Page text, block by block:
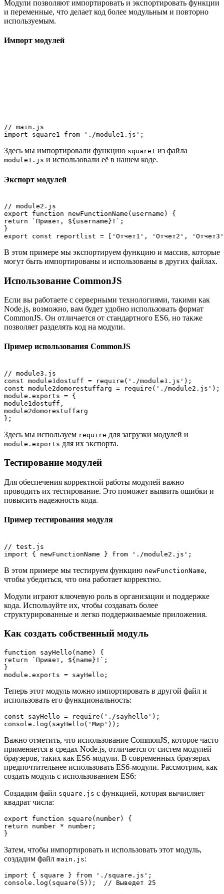
Модули позволяют импортировать и экспортировать функции
и переменные, что делает код более модульным и повторно
используемым.
Импорт модулей
// main.js
Здесь мы импортировали функцию square1 из файла
module1.js и использовали её в нашем коде.
Экспорт модулей
// module2.js
export function newFunctionName(username) {
return `Привет, ${username}!`;
}
В этом примере мы экспортируем функцию и массив, которые
могут быть импортированы и использованы в других файлах.
Использование CommonJS
Если вы работаете с серверными технологиями, такими как
Node.js, возможно, вам будет удобно использовать формат
CommonJS. Он отличается от стандартного ES6, но также
позволяет разделять код на модули.
Пример использования CommonJS
// module3.js
const module1dostuff = require('./module1.js');
const module2domorestuffarg = require('./module2.js');
module.exports = {
module1dostuff,
module2domorestuffarg
Здесь мы используем require для загрузки модулей и
module.exports для их экспорта.
Тестирование модулей
Для обеспечения корректной работы модулей важно
проводить их тестирование. Это поможет выявить ошибки и
повысить надежность кода.
Пример тестирования модуля
// test.js
В этом примере мы тестируем функцию newFunctionName,
чтобы убедиться, что она работает корректно.
Модули играют ключевую роль в организации и поддержке
кода. Используйте их, чтобы создавать более
структурированные и легко поддерживаемые приложения.
Как создать собственный модуль
function sayHello(name) {
return `Привет, ${name}!`;
}
Теперь этот модуль можно импортировать в другой файл и
использовать его функциональность:
const sayHello = require('./sayhello');
Важно отметить, что использование CommonJS, которое часто
применяется в средах Node.js, отличается от систем модулей
браузеров, таких как ES6-модули. В современных браузерах
предпочтительнее использовать ES6-модули. Рассмотрим, как
создать модуль с использованием ES6:
Создадим файл square.js с функцией, которая вычисляет
квадрат числа:
export function square(number) {
return number * number;
Затем, чтобы импортировать и использовать этот модуль,
создадим файл main.js:
import { square } from './square.js';